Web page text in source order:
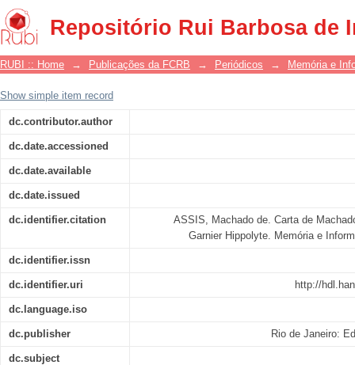
Repositório Rui Barbosa de
Carta de Machado de Assis para o
RUBI :: Home → Publicações da FCRB → Periódicos → Memória e
Show simple item record
dc.contributor.author
dc.date.accessioned
dc.date.available
dc.date.issued
dc.identifier.citation
ASSIS, Machado de. Carta de
Garnier Hippolyte. Memória e
dc.identifier.issn
dc.identifier.uri http://
dc.language.iso
dc.publisher Rio de Janeiro:
dc.subject